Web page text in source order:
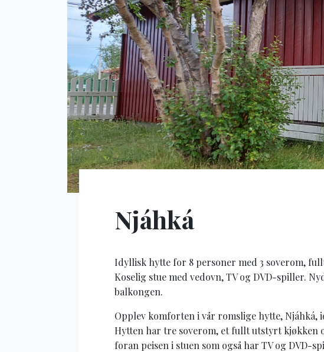
Njáhká
Idyllisk hytte for 8 personer med 3 soverom,
Koselig stue med vedovn, TV og DVD-spiller.
balkongen.
Opplev komforten i vår romslige hytte, Njáhká,
Hytten har tre soverom, et fullt utstyrt kjøkken
foran peisen i stuen som også har TV og DVD-